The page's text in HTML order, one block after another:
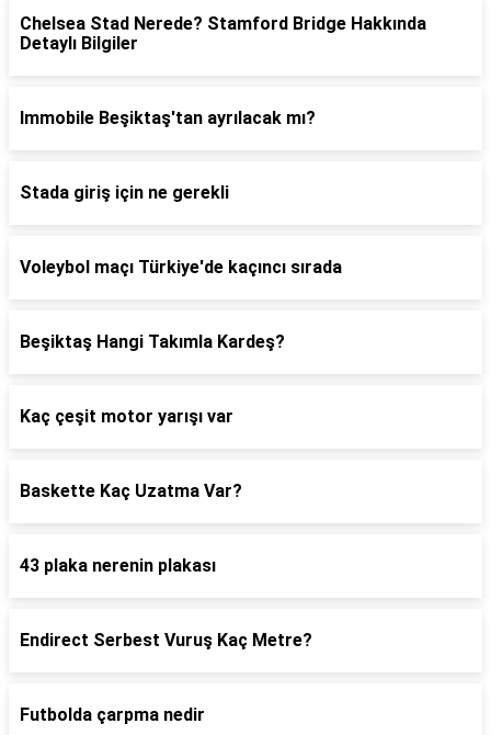
Chelsea Stad Nerede? Stamford Bridge Hakkında
Detaylı Bilgiler
Immobile Beşiktaş'tan ayrılacak mı?
Stada giriş için ne gerekli
Voleybol maçı Türkiye'de kaçıncı sırada
Beşiktaş Hangi Takımla Kardeş?
Kaç çeşit motor yarışı var
Baskette Kaç Uzatma Var?
43 plaka nerenin plakası
Endirect Serbest Vuruş Kaç Metre?
Futbolda çarpma nedir